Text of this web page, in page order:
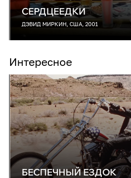
СЕРДЦЕЕДКИ
ДЭВИД МИРКИН, США, 2001
Интересное
БЕСПЕЧНЫЙ ЕЗДОК